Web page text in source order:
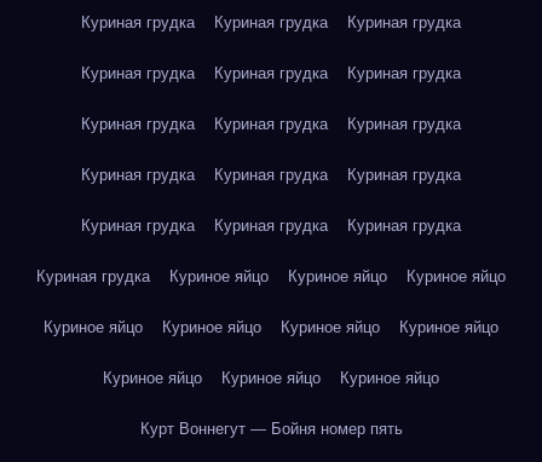
Куриная грудка Куриная грудка Куриная грудка
Куриная грудка Куриная грудка Куриная грудка
Куриная грудка Куриная грудка Куриная грудка
Куриная грудка Куриная грудка Куриная грудка
Куриная грудка Куриная грудка Куриная грудка
Куриная грудка Куриное яйцо Куриное яйцо Куриное яйцо
Куриное яйцо Куриное яйцо Куриное яйцо Куриное яйцо
Куриное яйцо Куриное яйцо Куриное яйцо
Курт Воннегут — Бойня номер пять